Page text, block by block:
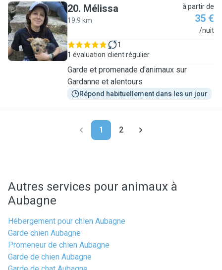
M
20. Mélissa
19.9 km
à partir de
35 €
/nuit
1 évaluation
1
client régulier
Garde et promenade d'animaux sur
Gardanne et alentours
Répond habituellement dans les un jour
1 2
Autres services pour animaux à
Aubagne
Hébergement pour chien Aubagne
Garde chien Aubagne
Promeneur de chien Aubagne
Garde de chien Aubagne